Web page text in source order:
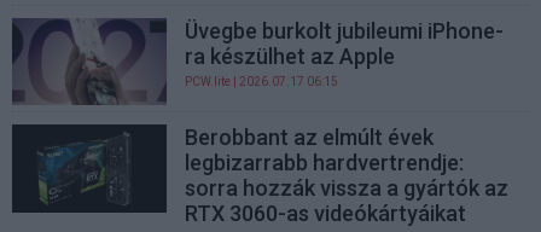
Üvegbe burkolt jubileumi iPhone-
ra készülhet az Apple
PCW.lite | 2026.07.17 06:15
Berobbant az elmúlt évek
legbizarrabb hardvertrendje:
sorra hozzák vissza a gyártók az
RTX 3060-as videókártyáikat